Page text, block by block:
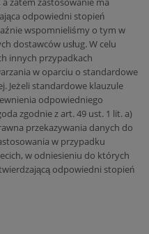
odpowiedni stopień
wspomnieliśmy o tym w
dostawców usług. W celu
innych przypadkach
w oparciu o standardowe
Jeżeli standardowe klauzule
odpowiedniego
zgodnie z art. 49 ust. 1 lit. a)
przekazywania danych do
w przypadku
w odniesieniu do których
odpowiedni stopień